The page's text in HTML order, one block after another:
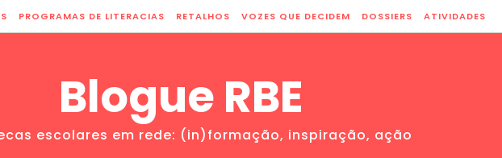
PROGRAMAS DE LITERACIAS RETALHOS VOZES QUE DECIDEM DOSSIERS ATIVIDADES
Blogue RBE
escolares em rede: (in)formação, inspiração, ação